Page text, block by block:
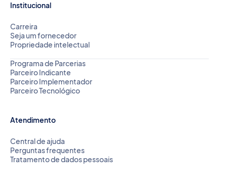
Institucional
Carreira
Seja um fornecedor
Propriedade intelectual
Programa de Parcerias
Parceiro Indicante
Parceiro Implementador
Parceiro Tecnológico
Atendimento
Central de ajuda
Perguntas frequentes
Tratamento de dados pessoais